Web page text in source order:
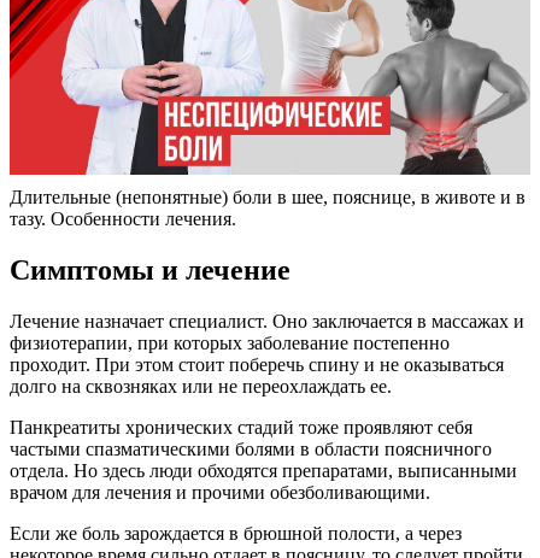
Длительные (непонятные) боли в шее, пояснице, в животе и в
тазу. Особенности лечения.
Симптомы и лечение
Лечение назначает специалист. Оно заключается в массажах и
физиотерапии, при которых заболевание постепенно
проходит. При этом стоит поберечь спину и не оказываться
долго на сквозняках или не переохлаждать ее.
Панкреатиты хронических стадий тоже проявляют себя
частыми спазматическими болями в области поясничного
отдела. Но здесь люди обходятся препаратами, выписанными
врачом для лечения и прочими обезболивающими.
Если же боль зарождается в брюшной полости, а через